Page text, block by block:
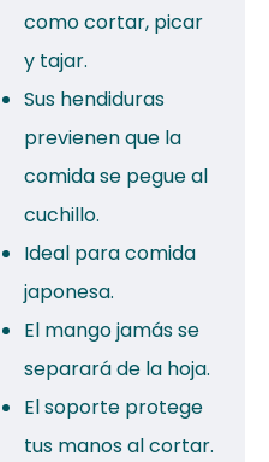
como cortar, picar
y tajar.
Sus hendiduras
previenen que la
comida se pegue al
cuchillo.
Ideal para comida
japonesa.
El mango jamás se
separará de la hoja.
El soporte protege
tus manos al cortar.